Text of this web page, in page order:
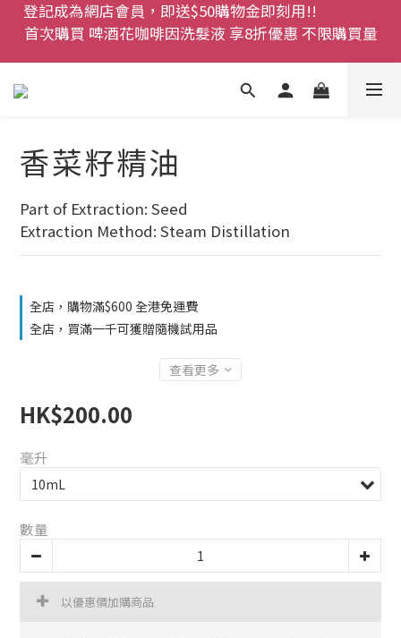
登記成為網店會員，即送$50購物金即刻用!!
首次購買 啤酒花咖啡因洗髮液 享8折優惠 不限購買量
網店會員一年內累積消費 $4500 即刻變身 VIP 全年正
價貨 85 折，幫朋友買大家一齊抵 !!
今期優惠!! 濕疹救星 濕疹專用噴霧 買一枝送一件 50克
登記成為網店會員，即送$50購物金即刻用!!
香菜籽精油
Part of Extraction: Seed
Extraction Method: Steam Distillation
全店，購物滿$600 全港免運費
全店，買滿一千可獲贈隨機試用品
查看更多
HK$200.00
毫升
數量
以優惠價加購商品